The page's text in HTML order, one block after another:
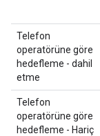
Telefon
operatörüne göre
hedefleme - dahil
etme
Telefon
operatörüne göre
hedefleme - Hariç